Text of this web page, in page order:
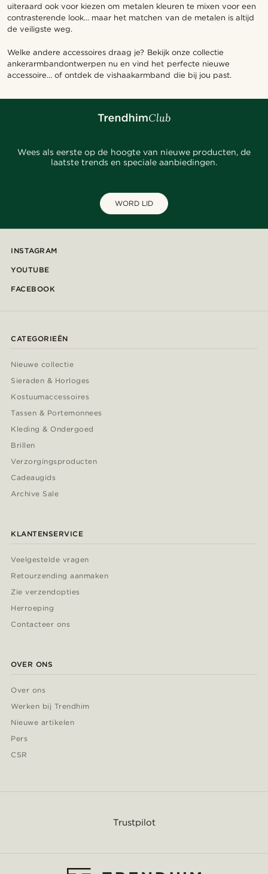
uiteraard ook voor kiezen om metalen kleuren te mixen voor een
contrasterende look… maar het matchen van de metalen is altijd
de veiligste weg.
Welke andere accessoires draag je? Bekijk onze collectie
ankerarmbandontwerpen nu en vind het perfecte nieuwe
accessoire… of ontdek de vishaakarmband die bij jou past.
Wees als eerste op de hoogte van nieuwe producten, de
laatste trends en speciale aanbiedingen.
WORD LID
INSTAGRAM
YOUTUBE
FACEBOOK
CATEGORIEËN
Nieuwe collectie
Sieraden & Horloges
Kostuumaccessoires
Tassen & Portemonnees
Kleding & Ondergoed
Brillen
Verzorgingsproducten
Cadeaugids
Archive Sale
KLANTENSERVICE
Veelgestelde vragen
Retourzending aanmaken
Zie verzendopties
Herroeping
Contacteer ons
OVER ONS
Over ons
Werken bij Trendhim
Nieuwe artikelen
Pers
CSR
Trustpilot